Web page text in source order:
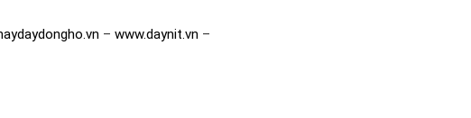
– www.daynit.vn –